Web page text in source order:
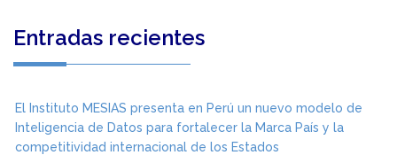
Entradas recientes
El Instituto MESIAS presenta en Perú un nuevo modelo de
Inteligencia de Datos para fortalecer la Marca País y la
competitividad internacional de los Estados